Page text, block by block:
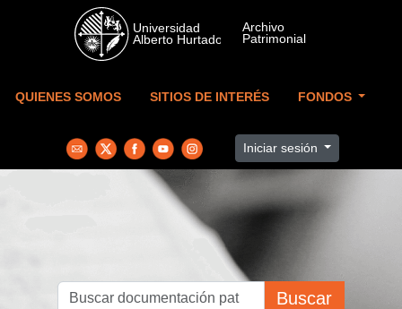
Skip to main content
QUIENES SOMOS SITIOS DE INTERÉS FONDOS
Iniciar sesión
Buscar